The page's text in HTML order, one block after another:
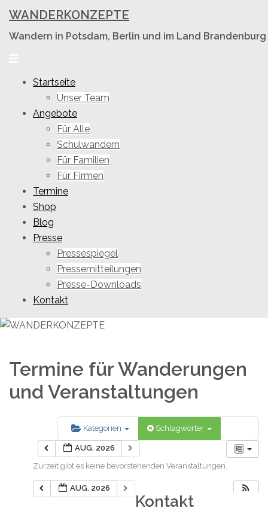
content
WANDERKONZEPTE
Wandern in Potsdam, Berlin und im Land Brandenburg
Startseite
Unser Team
Angebote
Für Alle
Schulwandern
Für Familien
Für Firmen
Termine
Shop
Blog
Presse
Pressespiegel
Pressemitteilungen
Presse-Downloads
Kontakt
Termine für Wanderungen
und Veranstaltungen
Kategorien Schlagwörter
AUG. 2026
Zurzeit gibt es keine bevorstehenden Veranstaltungen.
AUG. 2026
Kontakt